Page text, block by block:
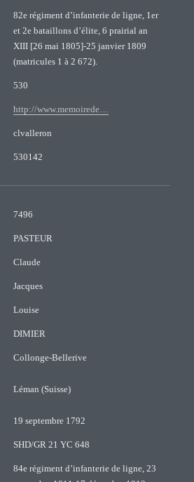
82e régiment d’infanterie de ligne, 1er
et 2e bataillons d’élite, 6 prairial an
XIII [26 mai 1805]-25 janvier 1809
(matricules 1 à 2 672).
530
http://www.memoirede…
clvalleron
530142
7496
PASTEUR
Claude
Jacques
Louise
DIMIER
Collonge-Bellerive
Léman (Suisse)
19 septembre 1792
SHD/GR 21 YC 648
84e régiment d’infanterie de ligne, 23